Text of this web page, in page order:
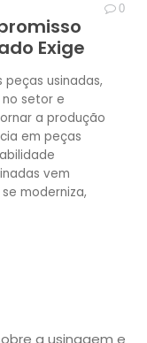
Exige
0
usinadas,
setor e
a produção
em peças
vem
moderniza,